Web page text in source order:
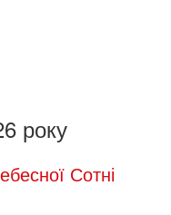
року
Сотні